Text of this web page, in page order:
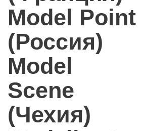
Model Point
(Россия)
Model
Scene
(Чехия)